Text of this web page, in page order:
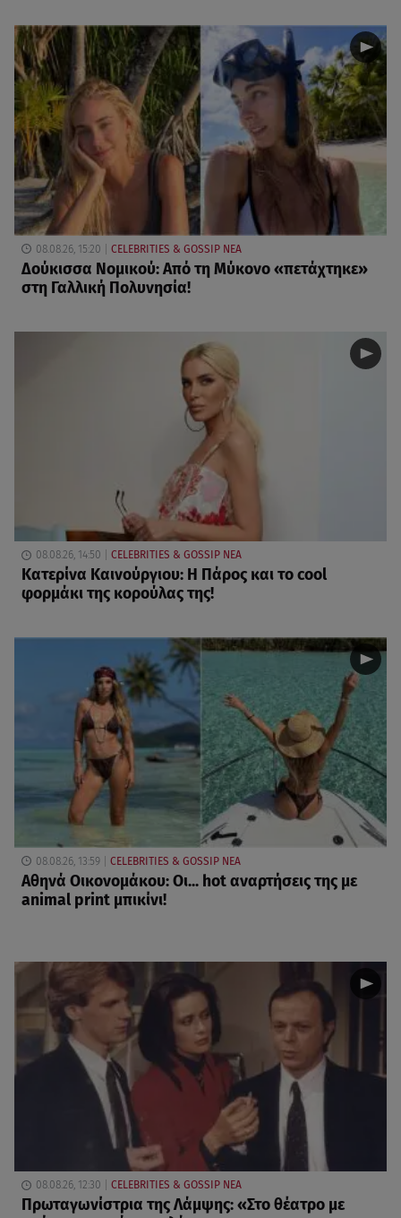
08.08.26, 15:20 CELEBRITIES & GOSSIP ΝΕΑ
Δούκισσα Νομικού: Από τη Μύκονο «πετάχτηκε»
στη Γαλλική Πολυνησία!
08.08.26, 14:50 CELEBRITIES & GOSSIP ΝΕΑ
Κατερίνα Καινούργιου: Η Πάρος και το cool
φορμάκι της κορούλας της!
08.08.26, 13:59 CELEBRITIES & GOSSIP ΝΕΑ
Αθηνά Οικονομάκου: Οι... hot αναρτήσεις της με
animal print μπικίνι!
08.08.26, 12:30 CELEBRITIES & GOSSIP ΝΕΑ
Πρωταγωνίστρια της Λάμψης: «Στο θέατρο με